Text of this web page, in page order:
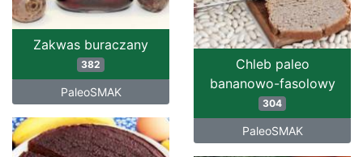
Zakwas buraczany
382
PaleoSMAK
Chleb paleo
bananowo-fasolowy
304
PaleoSMAK